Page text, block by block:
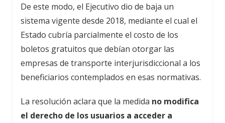
De este modo, el Ejecutivo dio de baja un
sistema vigente desde 2018, mediante el cual el
Estado cubría parcialmente el costo de los
boletos gratuitos que debían otorgar las
empresas de transporte interjurisdiccional a los
beneficiarios contemplados en esas normativas.
La resolución aclara que la medida no modifica
el derecho de los usuarios a acceder a